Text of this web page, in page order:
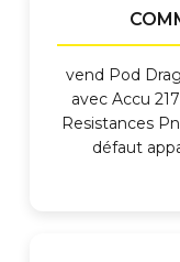
vend Pod
avec Accu
Resistances
défaut